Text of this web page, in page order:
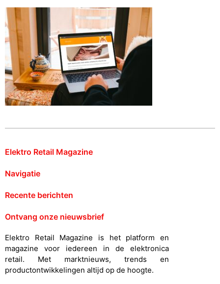
Elektro Retail Magazine
Navigatie
Recente berichten
Ontvang onze nieuwsbrief
Elektro Retail Magazine is het platform en
magazine voor iedereen in de elektronica
retail. Met marktnieuws, trends en
productontwikkelingen altijd op de hoogte.